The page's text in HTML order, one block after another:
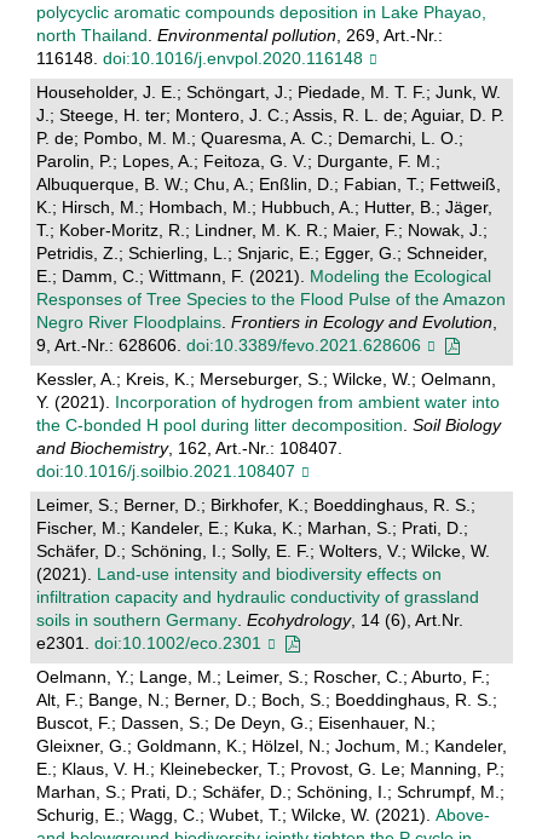
polycyclic aromatic compounds deposition in Lake Phayao,
north Thailand Environmental pollution, 269, Art.-Nr.:
116148. doi:10.1016/j.envpol.2020.116148
Householder, J. E.; Schöngart, J.; Piedade, M. T. F.; Junk, W.
J.; Steege, H. ter; Montero, J. C.; Assis, R. L. de; Aguiar, D. P.
P. de; Pombo, M. M.; Quaresma, A. C.; Demarchi, L. O.;
Parolin, P.; Lopes, A.; Feitoza, G. V.; Durgante, F. M.;
Albuquerque, B. W.; Chu, A.; Enßlin, D.; Fabian, T.; Fettweiß,
K.; Hirsch, M.; Hombach, M.; Hubbuch, A.; Hutter, B.; Jäger,
T.; Kober-Moritz, R.; Lindner, M. K. R.; Maier, F.; Nowak, J.;
Petridis, Z.; Schierling, L.; Snjaric, E.; Egger, G.; Schneider,
E.; Damm, C.; Wittmann, F. (2021). Modeling the Ecological
Responses of Tree Species to the Flood Pulse of the Amazon
Negro River Floodplains. Frontiers in Ecology and Evolution
9, Art.-Nr.: 628606. doi:10.3389/fevo.2021.628606
Kessler, A.; Kreis, K.; Merseburger, S.; Wilcke, W.; Oelmann,
Y. (2021). Incorporation of hydrogen from ambient water into
the C-bonded H pool during litter decomposition Soil Biology
and Biochemistry, 162, Art.-Nr.: 108407.
doi:10.1016/j.soilbio.2021.108407
Leimer, S.; Berner, D.; Birkhofer, K.; Boeddinghaus, R. S.;
Fischer, M.; Kandeler, E.; Kuka, K.; Marhan, S.; Prati, D.;
Schäfer, D.; Schöning, I.; Solly, E. F.; Wolters, V.; Wilcke, W.
(2021). Land‐use intensity and biodiversity effects on
infiltration capacity and hydraulic conductivity of grassland
soils in southern Germany. Ecohydrology, 14 (6), Art.Nr.
e2301. doi:10.1002/eco.2301
Oelmann, Y.; Lange, M.; Leimer, S.; Roscher, C.; Aburto, F.;
Alt, F.; Bange, N.; Berner, D.; Boch, S.; Boeddinghaus, R. S.;
Buscot, F.; Dassen, S.; De Deyn, G.; Eisenhauer, N.;
Gleixner, G.; Goldmann, K.; Hölzel, N.; Jochum, M.; Kandeler,
E.; Klaus, V. H.; Kleinebecker, T.; Provost, G. Le; Manning, P.;
Marhan, S.; Prati, D.; Schäfer, D.; Schöning, I.; Schrumpf, M.;
Schurig, E.; Wagg, C.; Wubet, T.; Wilcke, W. (2021). Above-